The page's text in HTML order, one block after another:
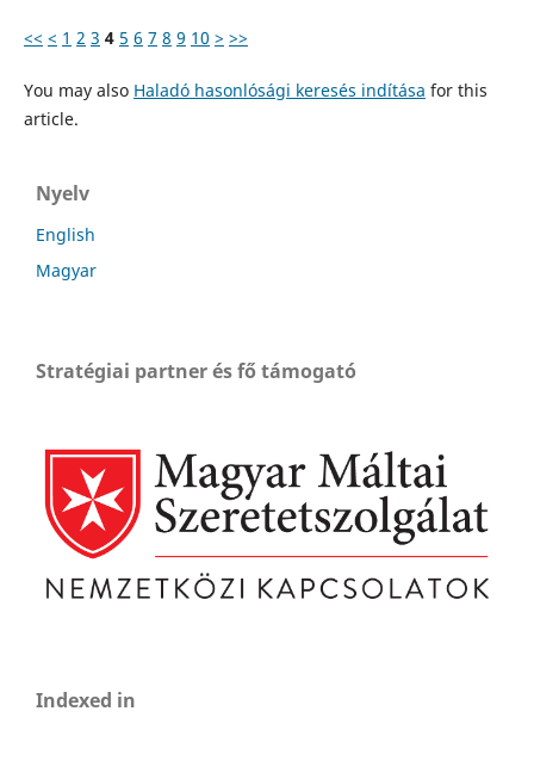
<< < 1 2 3 4 5 6 7 8 9 10 > >>
You may also Haladó hasonlósági keresés indítása for this
article.
Nyelv
English
Magyar
Stratégiai partner és fő támogató
Indexed in